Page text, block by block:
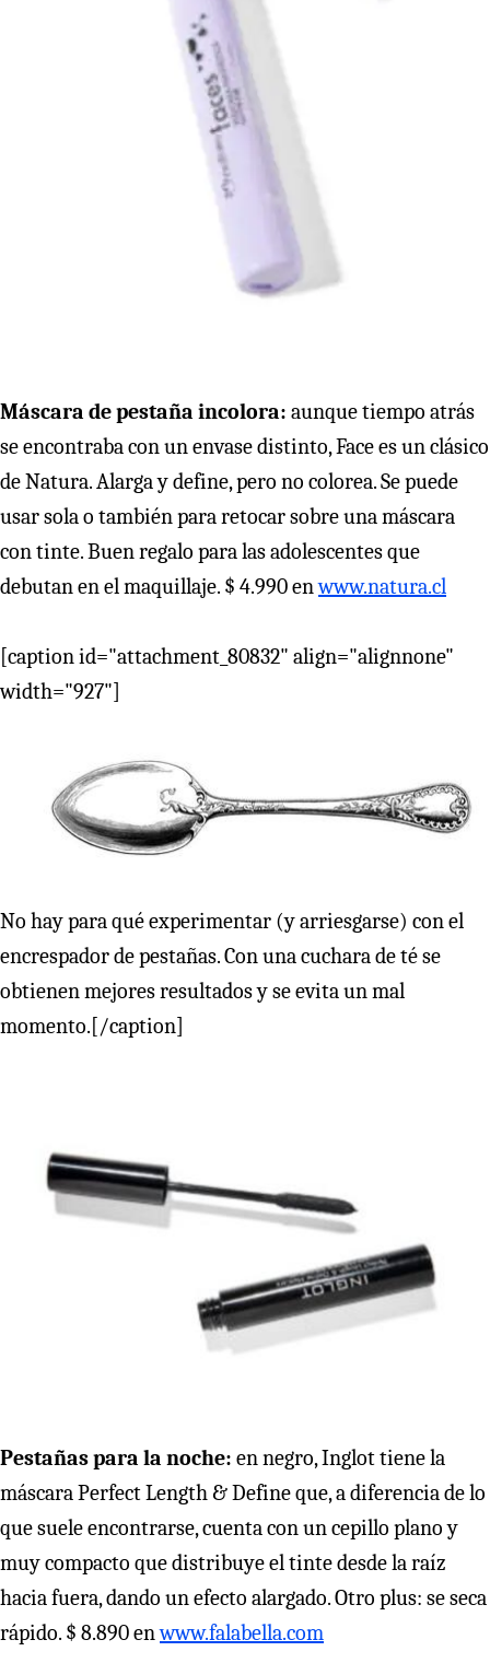
Máscara de pestaña incolora: aunque tiempo atrás
se encontraba con un envase distinto, Face es un clásico
de Natura. Alarga y define, pero no colorea. Se puede
usar sola o también para retocar sobre una máscara
con tinte. Buen regalo para las adolescentes que
debutan en el maquillaje. $ 4.990 enwww.natura.cl
[caption id="attachment_80832" align="alignnone"
width="927"]
No hay para qué experimentar (y arriesgarse) con el
encrespador de pestañas. Con una cuchara de té se
obtienen mejores resultados y se evita un mal
momento.[/caption]
Pestañas para la noche: en negro, Inglot tiene la
máscara Perfect Length & Define que, a diferencia de lo
que suele encontrarse, cuenta con un cepillo plano y
muy compacto que distribuye el tinte desde la raíz
hacia fuera, dando un efecto alargado. Otro plus: se seca
rápido. $ 8.890 enwww.falabella.com